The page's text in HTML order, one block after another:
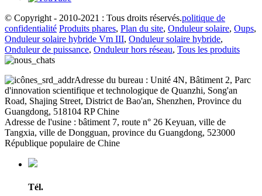
© Copyright - 2010-2021 : Tous droits réservés.politique de
confidentialité Produits phares, Plan du site, Onduleur solaire, Oups,
Onduleur solaire hybride Vm III, Onduleur solaire hybride,
Onduleur de puissance, Onduleur hors réseau, Tous les produits
Adresse du bureau : Unité 4N, Bâtiment 2, Parc
d'innovation scientifique et technologique de Quanzhi, Song'an
Road, Shajing Street, District de Bao'an, Shenzhen, Province du
Guangdong, 518104 RP Chine
Adresse de l'usine : bâtiment 7, route n° 26 Keyuan, ville de
Tangxia, ville de Dongguan, province du Guangdong, 523000
République populaire de Chine
Tél.